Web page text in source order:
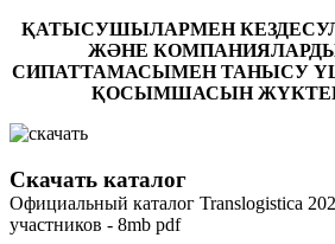
ҚАТЫСУШЫЛАРМЕН
ЖӘНЕ
СИПАТТАМАСЫМЕН ТАНЫСУ
ҚОСЫМШАСЫН
Скачать каталог
Официальный каталог Translogistica
участников - 8mb pdf